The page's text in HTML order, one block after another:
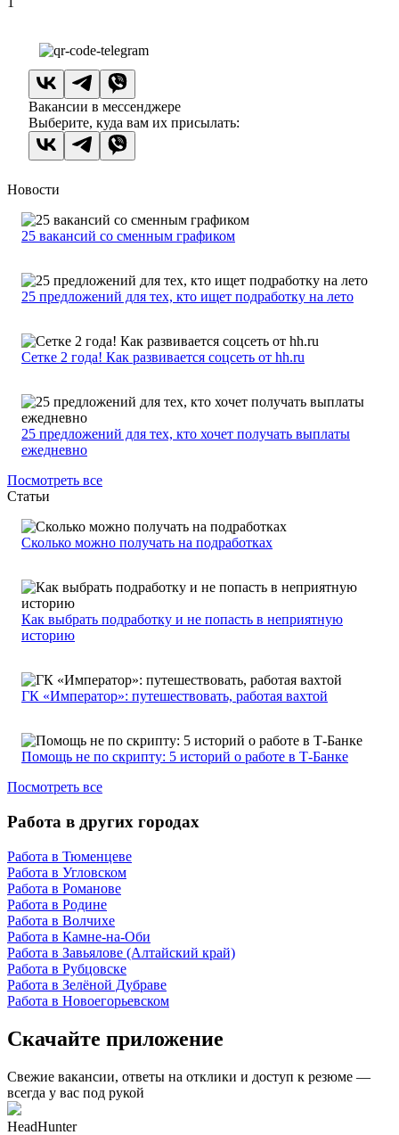
Вакансии в мессенджере
Выберите, куда вам их присылать:
Новости
25 вакансий со сменным графиком
25 предложений для тех, кто ищет подработку на лето
Сетке 2 года! Как развивается соцсеть от hh.ru
25 предложений для тех, кто хочет получать выплаты
ежедневно
Посмотреть все
Статьи
Сколько можно получать на подработках
Как выбрать подработку и не попасть в неприятную
историю
ГК «Император»: путешествовать, работая вахтой
Помощь не по скрипту: 5 историй о работе в Т-Банке
Посмотреть все
Работа в других городах
Работа в Тюменцеве
Работа в Угловском
Работа в Романове
Работа в Родине
Работа в Волчихе
Работа в Камне-на-Оби
Работа в Завьялове (Алтайский край)
Работа в Рубцовске
Работа в Зелёной Дубраве
Работа в Новоегорьевском
Скачайте приложение
Свежие вакансии, ответы на отклики и доступ к резюме —
всегда у вас под рукой
HeadHunter